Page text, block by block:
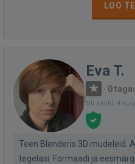
LOO
Eva T.
· 0
Oli saidil: 4
Teen Blenderis 3D mudeleid.
tegelasi. Formaadi ja